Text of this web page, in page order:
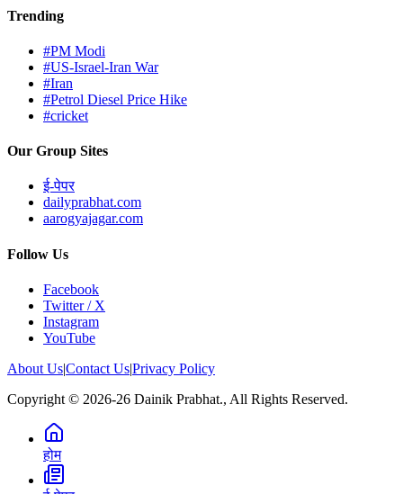
Trending
#PM Modi
#US-Israel-Iran War
#Iran
#Petrol Diesel Price Hike
#cricket
Our Group Sites
ई-पेपर
dailyprabhat.com
aarogyajagar.com
Follow Us
Facebook
Twitter / X
Instagram
YouTube
About Us|Contact Us|Privacy Policy
Copyright © 2026-26 Dainik Prabhat., All Rights Reserved.
होम